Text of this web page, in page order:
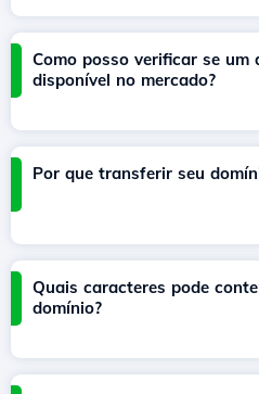
Como posso verificar se um
disponível no mercado?
Por que transferir seu
Quais caracteres pode
domínio?